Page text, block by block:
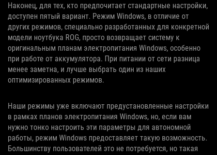
Наконец, для тех, кто предпочитает стандартные настройки,
доступен пятый вариант. Режим Windows, в отличие от
других режимов, специально разработанных для конкретной
модели ноутбука ROG, просто возвращает систему к
оригинальным планам электропитания Windows, особенно
при работе от аккумулятора. При питании от сети разница
менее заметна, и лучше выбрать один из наших
оптимизированных режимов.
Наши режимы уже включают предустановленные настройки
в рамках планов электропитания Windows, но, если вам
нужно тонко настроить эти параметры для автономной
работы, режим Windows предоставляет такую возможность.
Большинству пользователей это не потребуется, но такая